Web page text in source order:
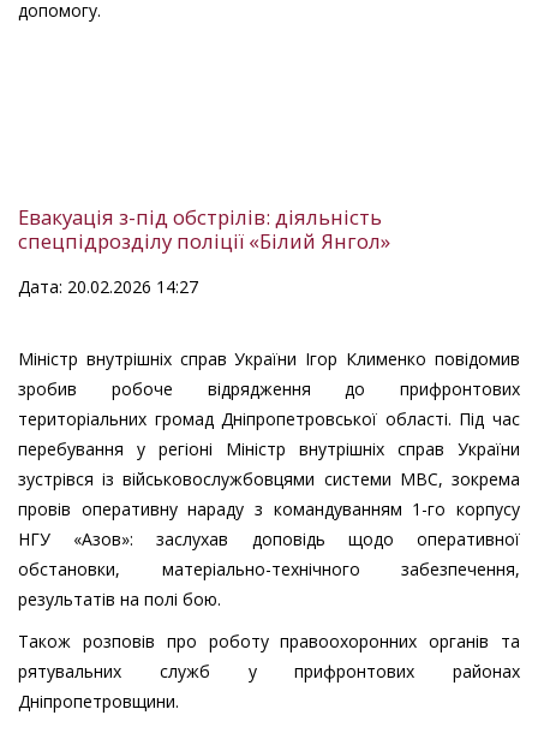
допомогу.
Евакуація з-під обстрілів: діяльність
спецпідрозділу поліції «Білий Янгол»
Дата: 20.02.2026 14:27
Міністр внутрішніх справ України Ігор Клименко повідомив
зробив робоче відрядження до прифронтових
територіальних громад Дніпропетровської області. Під час
перебування у регіоні Міністр внутрішніх справ України
зустрівся із військовослужбовцями системи МВС, зокрема
провів оперативну нараду з командуванням 1-го корпусу
НГУ «Азов»: заслухав доповідь щодо оперативної
обстановки, матеріально-технічного забезпечення,
результатів на полі бою.
Також розповів про роботу правоохоронних органів та
рятувальних служб у прифронтових районах
Дніпропетровщини.